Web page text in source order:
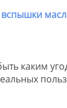
каким